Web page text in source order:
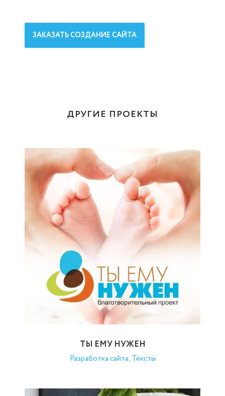
ЗАКАЗАТЬ СОЗДАНИЕ САЙТА
ДРУГИЕ ПРОЕКТЫ
ТЫ ЕМУ НУЖЕН
Разработка сайта, Тексты